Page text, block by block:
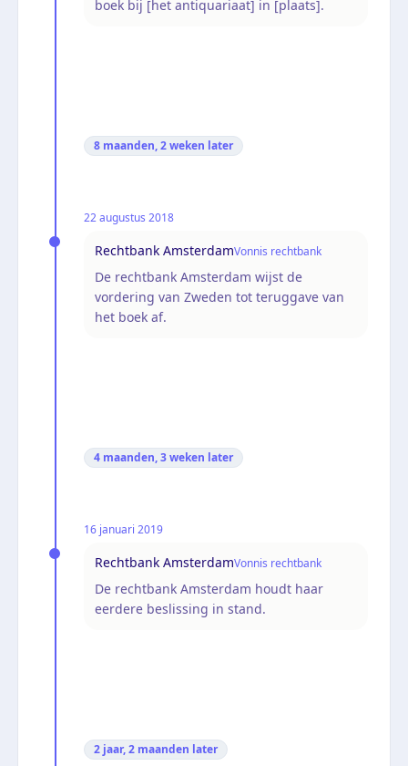
boek bij [het antiquariaat] in [plaats].
8 maanden, 2 weken later
22 augustus 2018
Rechtbank AmsterdamVonnis rechtbank
De rechtbank Amsterdam wijst de
vordering van Zweden tot teruggave van
het boek af.
4 maanden, 3 weken later
16 januari 2019
Rechtbank AmsterdamVonnis rechtbank
De rechtbank Amsterdam houdt haar
eerdere beslissing in stand.
2 jaar, 2 maanden later